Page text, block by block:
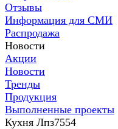
Отзывы
Информация для СМИ
Распродажа
Новости
Акции
Новости
Тренды
Продукция
Выполненные проекты
Кухня Лпз7554